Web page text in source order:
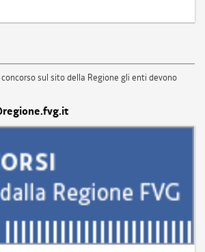
sul sito della Regione gli enti devono